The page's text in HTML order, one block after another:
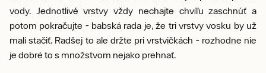
vody. Jednotlivé vrstvy vždy nechajte chvíľu zaschnúť a
potom pokračujte - babská rada je, že tri vrstvy vosku by už
mali stačiť. Radšej to ale držte pri vrstvičkách - rozhodne nie
je dobré to s množstvom nejako prehnať.